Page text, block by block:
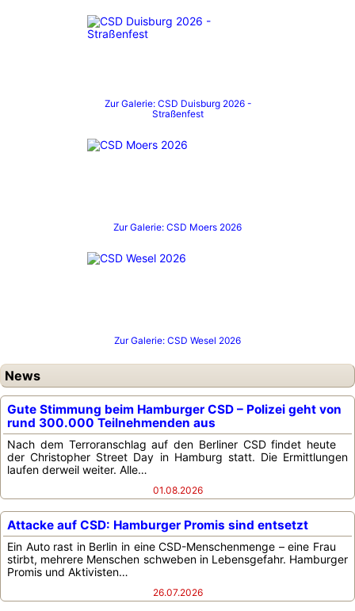
Zur Galerie: CSD Duisburg 2026 -
Straßenfest
Zur Galerie: CSD Moers 2026
Zur Galerie: CSD Wesel 2026
News
Gute Stimmung beim Hamburger CSD – Polizei geht von
rund 300.000 Teilnehmenden aus
Nach dem Terroranschlag auf den Berliner CSD findet heute
der Christopher Street Day in Hamburg statt. Die Ermittlungen
laufen derweil weiter. Alle…
01.08.2026
Attacke auf CSD: Hamburger Promis sind entsetzt
Ein Auto rast in Berlin in eine CSD-Menschenmenge – eine Frau
stirbt, mehrere Menschen schweben in Lebensgefahr. Hamburger
Promis und Aktivisten…
26.07.2026